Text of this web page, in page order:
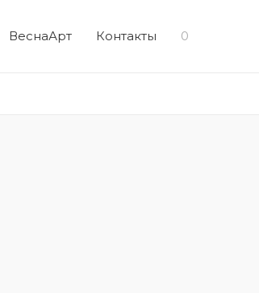
ВеснаАрт Контакты 0